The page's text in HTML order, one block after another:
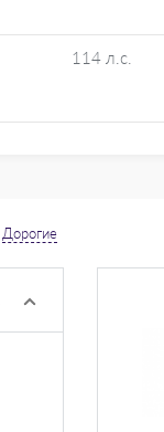
114 л.с.
Дорогие